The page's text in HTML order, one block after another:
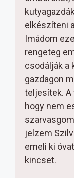
elkészíteni
Imádom
rengeteg
csodálják a
gazdagon
teljesítek.
hogy nem
jelzem
emeli ki
kincset.